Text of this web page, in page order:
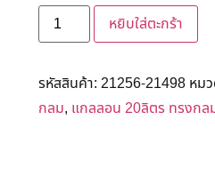
หยิบใส่ตะกร้า
รหัสสินค้า: 21256-21498 หม
กลม, แกลลอน 20ลิตร ทรงกล